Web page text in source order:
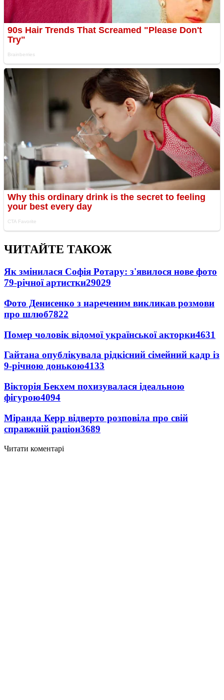
ЧИТАЙТЕ ТАКОЖ
Як змінилася Софія Ротару: з'явилося нове фото
79-річної артистки29029
Фото Денисенко з нареченим викликав розмови
про шлюб7822
Помер чоловік відомої української акторки4631
Гайтана опублікувала рідкісний сімейний кадр із
9-річною донькою4133
Вікторія Бекхем похизувалася ідеальною
фігурою4094
Міранда Керр відверто розповіла про свій
справжній раціон3689
Читати коментарі